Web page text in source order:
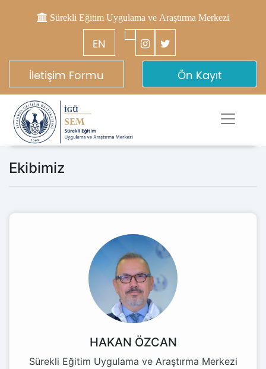
Sürekli Eğitim Uygulama ve Araştırma Merkezi
EN
İletişim Formu Ön Kayıt
Ekibimiz
HAKAN ÖZCAN
Sürekli Eğitim Uygulama ve Araştırma Merkezi